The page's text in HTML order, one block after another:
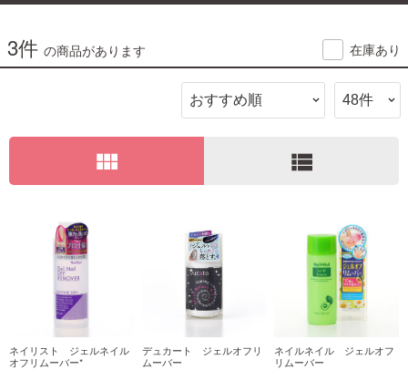
ログイン・新規会員登録
デュカート ジェルオ
フリムーバ...
3件 の商品があります 在庫あり
view_module view_list
ネイリスト ジェルネイル
オフリムーバー*
デュカート ジェルオフリ
ムーバー
ネイルネイル ジェルオフ
リムーバー